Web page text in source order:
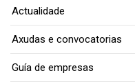
Actualidade
Axudas e convocatorias
Guía de empresas